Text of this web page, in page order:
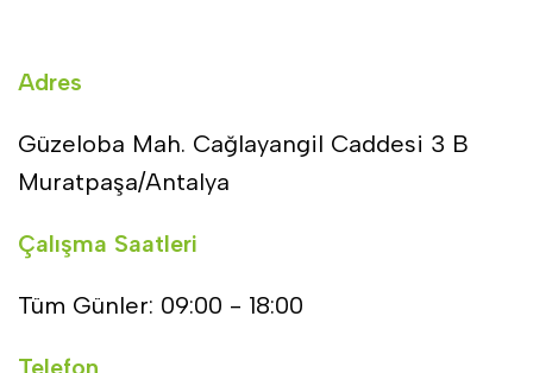
Adres
Güzeloba Mah. Cağlayangil Caddesi 3 B
Muratpaşa/Antalya
Çalışma Saatleri
Tüm Günler: 09:00 - 18:00
Telefon